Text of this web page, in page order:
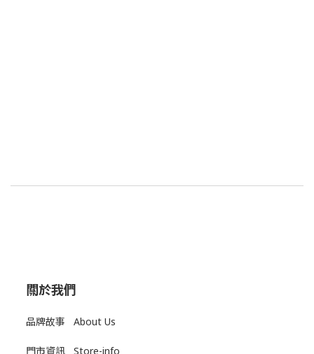
關於我們
品牌故事 About Us
門市資訊 Store-info